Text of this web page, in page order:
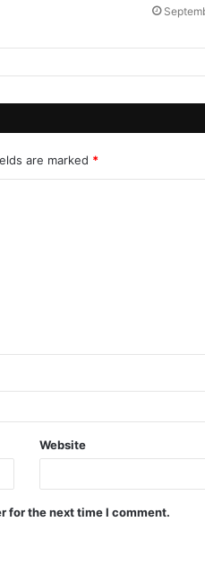
are marked *
Website
for the next time I comment.